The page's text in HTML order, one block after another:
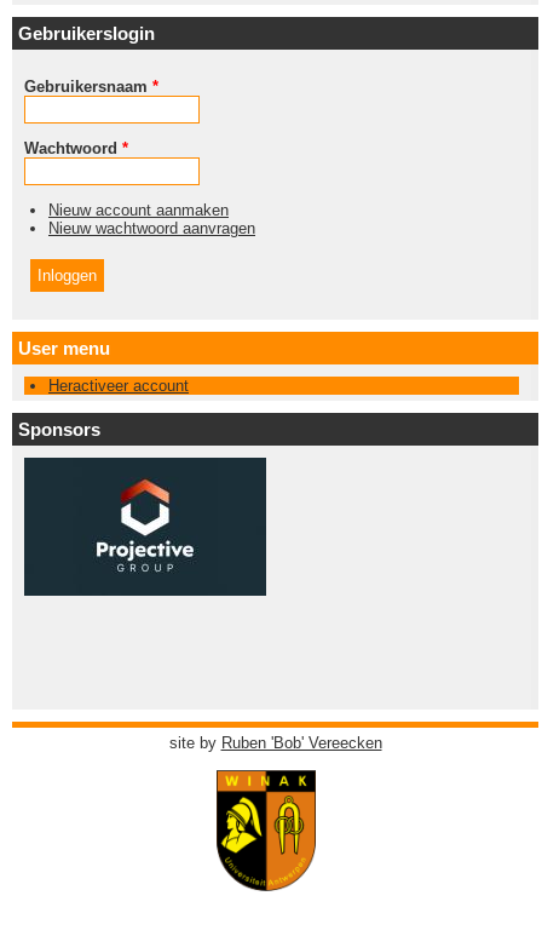
Gebruikerslogin
Gebruikersnaam *
Wachtwoord *
Nieuw account aanmaken
Nieuw wachtwoord aanvragen
User menu
Heractiveer account
Sponsors
site by Ruben 'Bob' Vereecken